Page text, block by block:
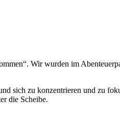
Wir wurden im
sich zu konzentrieren und zu
die Scheibe.